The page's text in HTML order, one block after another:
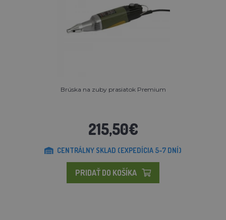
Brúska na zuby prasiatok Premium
215,50€
CENTRÁLNY SKLAD (EXPEDÍCIA 5-7 DNÍ)
PRIDAŤ DO KOŠÍKA